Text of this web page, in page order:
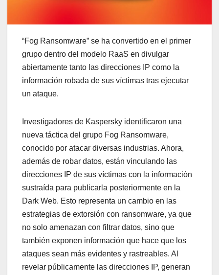
“Fog Ransomware” se ha convertido en el primer
grupo dentro del modelo RaaS en divulgar
abiertamente tanto las direcciones IP como la
información robada de sus víctimas tras ejecutar
un ataque.
Investigadores de Kaspersky identificaron una
nueva táctica del grupo Fog Ransomware,
conocido por atacar diversas industrias. Ahora,
además de robar datos, están vinculando las
direcciones IP de sus víctimas con la información
sustraída para publicarla posteriormente en la
Dark Web. Esto representa un cambio en las
estrategias de extorsión con ransomware, ya que
no solo amenazan con filtrar datos, sino que
también exponen información que hace que los
ataques sean más evidentes y rastreables. Al
revelar públicamente las direcciones IP, generan